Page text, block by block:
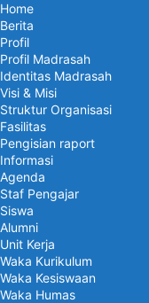
Home
Berita
Profil
Profil Madrasah
Identitas Madrasah
Visi & Misi
Struktur Organisasi
Fasilitas
Pengisian raport
Informasi
Agenda
Staf Pengajar
Siswa
Alumni
Unit Kerja
Waka Kurikulum
Waka Kesiswaan
Waka Humas